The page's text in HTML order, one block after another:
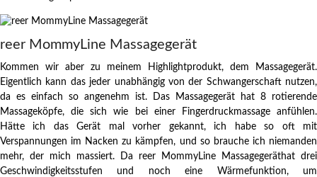
reer MommyLine Massagegerät
Kommen wir aber zu meinem Highlightprodukt, dem Massagegerät.
Eigentlich kann das jeder unabhängig von der Schwangerschaft nutzen,
da es einfach so angenehm ist. Das Massagegerät hat 8 rotierende
Massageköpfe, die sich wie bei einer Fingerdruckmassage anfühlen.
Hätte ich das Gerät mal vorher gekannt, ich habe so oft mit
Verspannungen im Nacken zu kämpfen, und so brauche ich niemanden
mehr, der mich massiert. Da reer MommyLine Massagegeräthat drei
Geschwindigkeitsstufen und noch eine Wärmefunktion, um